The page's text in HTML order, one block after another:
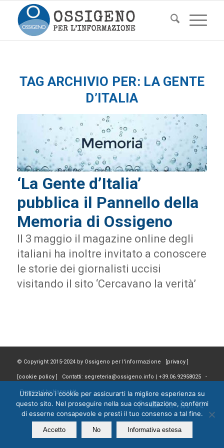
TAG ARCHIVIO PER: LA GENTE
D’ITALIA
‘La Gente d’Italia’
pubblica il Pannello della
Memoria di Ossigeno
Il 3 maggio il magazine online degli
italiani ha inoltre invitato a conoscere
le storie dei giornalisti uccisi
visitando il sito ‘Cercavano la verità’
© Copyright 2015-2024 by Ossigeno per l'informazione [ privacy
cookie policy ] Contatti: segreteria@ossigeno.info | +39.06.92958025 -
Powered by Kappabit
Utilizziamo i cookie per assicurarti la migliore esperienza su
questo sito. Nel proseguire nella sua consultazione, confermi
di esserne consapevole e presti il tuo consenso a tal fine.
Accetto No Informativa estesa